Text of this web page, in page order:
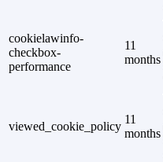
cookielawinfo-
checkbox-
performance
11
months
viewed_cookie_policy
11
months